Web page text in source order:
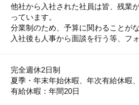
他社から入社された社員は皆、残業
っています。
分業制のため、予算に関わることが
入社後も人事から面談を行う等、フ
完全週休2日制
夏季・年末年始休暇、年次有給休暇
有給休暇：年間20日